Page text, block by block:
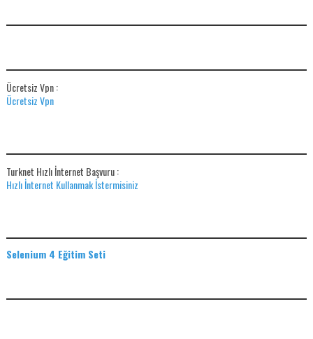
Ücretsiz Vpn :
Ücretsiz Vpn
Turknet Hızlı İnternet Başvuru :
Hızlı İnternet Kullanmak İstermisiniz
Selenium 4 Eğitim Seti